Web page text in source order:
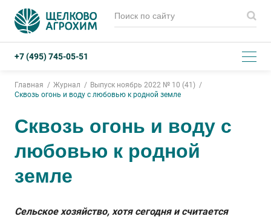
+7 (495) 745-05-51
Главная Журнал
Выпуск ноябрь 2022 № 10 (41)
Сквозь огонь и воду с любовью к родной земле
Сквозь огонь и воду с
любовью к родной
земле
Сельское хозяйство, хотя сегодня и считается